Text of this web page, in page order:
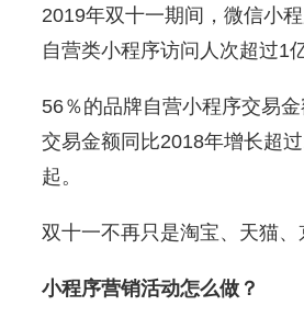
2019年双十一期间，微信小
自营类小程序访问人次超过1
56％的品牌自营小程序交易
交易金额同比2018年增长超
起。
双十一不再只是淘宝、天猫
小程序营销活动怎么做？